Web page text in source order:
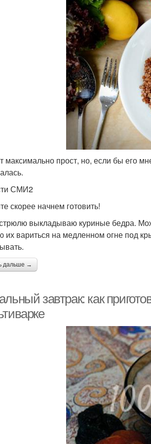
максимально прост, но, если бы его
СМИ2
скорее начнем готовить!
выкладываю куриные бедра.
их вариться на медленном огне под
дальше →
завтрак: как